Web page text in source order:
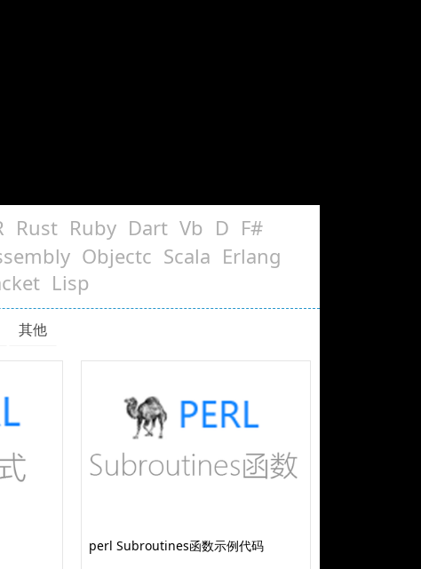
Rust Ruby Dart Vb D F#
Objectc Scala Erlang
Lisp
其他
perl Subroutines函数示例代码